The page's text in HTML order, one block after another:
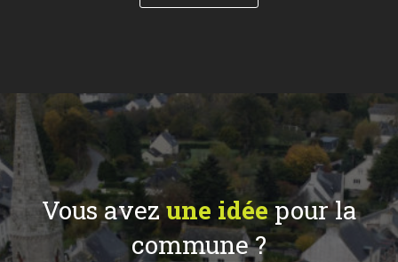
Vous avezune idéepour la
commune ?